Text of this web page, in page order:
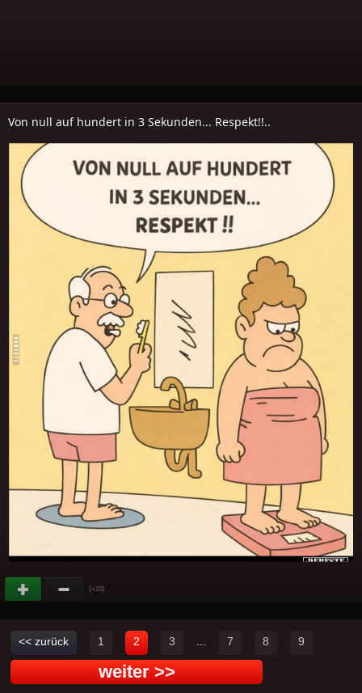
Von null auf hundert in 3 Sekunden... Respekt!!..
(+20)
<< zurück 1 2 3 7 8 9
weiter >>